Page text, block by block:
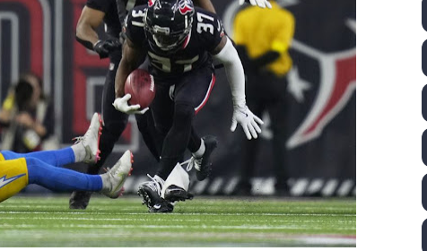
monarca Intercontinental, su primer título individual en
League 2026 - Las Utah Talons son bicampeonas de la AUSL
2026 (Oklahoma City, Estados Unidos) - Miquel Travé
2026 - Tadej Pogacar entra en el selecto grupo de los
- Lando Norris consigue en Hungría su primera victoria
2026 - Estados Unidos campeón dejando a España a las